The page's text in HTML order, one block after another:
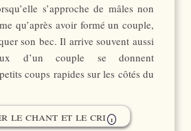
s’approche de mâles non
qu’après avoir formé un couple,
son bec. Il arrive souvent aussi
d’un couple se donnent
coups rapides sur les côtés du
le chant et le cri i